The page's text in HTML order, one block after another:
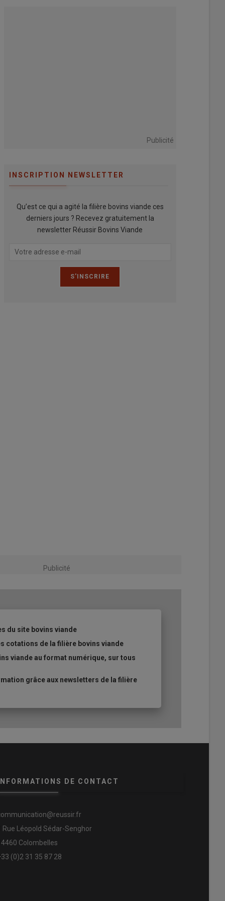
Publicité
INSCRIPTION NEWSLETTER
Qu’est ce qui a agité la filière bovins viande ces
derniers jours ? Recevez gratuitement la
newsletter Réussir Bovins Viande
Publicité
du site bovins viande
cotations de la filière bovins viande
viande au format numérique, sur tous
grâce aux newsletters de la filière
INFORMATIONS DE CONTACT
Rue Léopold Sédar-Senghor
Colombelles
(0)2 31 35 87 28